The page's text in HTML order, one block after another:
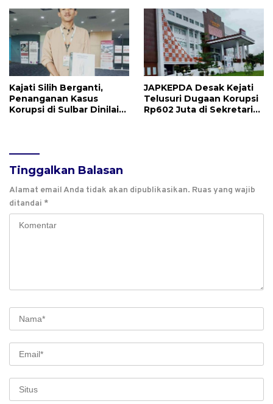
Kajati Silih Berganti,
Penanganan Kasus
Korupsi di Sulbar Dinilai
JAPKEPDA Desak Kejati
Telusuri Dugaan Korupsi
Rp602 Juta di Sekretariat
Tinggalkan Balasan
Alamat email Anda tidak akan dipublikasikan. Ruas yang wajib
ditandai *